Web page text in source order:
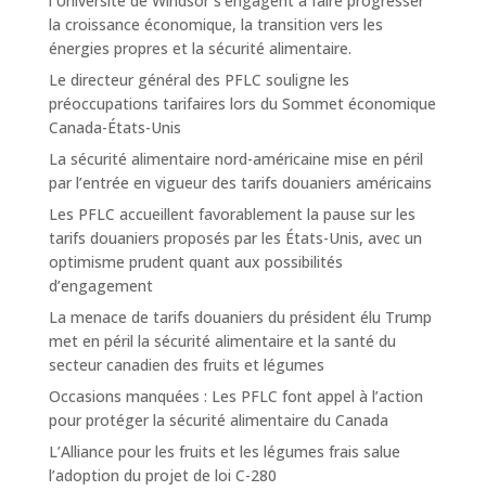
la croissance économique, la transition vers les
énergies propres et la sécurité alimentaire.
Le directeur général des PFLC souligne les
préoccupations tarifaires lors du Sommet économique
Canada-États-Unis
La sécurité alimentaire nord-américaine mise en péril
par l’entrée en vigueur des tarifs douaniers américains
Les PFLC accueillent favorablement la pause sur les
tarifs douaniers proposés par les États-Unis, avec un
optimisme prudent quant aux possibilités
d’engagement
La menace de tarifs douaniers du président élu Trump
met en péril la sécurité alimentaire et la santé du
secteur canadien des fruits et légumes
Occasions manquées : Les PFLC font appel à l’action
pour protéger la sécurité alimentaire du Canada
L’Alliance pour les fruits et les légumes frais salue
l’adoption du projet de loi C-280